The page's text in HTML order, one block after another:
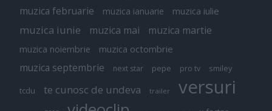
muzica februarie muzica ianuarie muzica iulie
muzica iunie muzica mai muzica martie
muzica noiembrie muzica octombrie
muzica septembrie next star pepe pro tv smiley
tcdu te cunosc de undeva trailer versuri